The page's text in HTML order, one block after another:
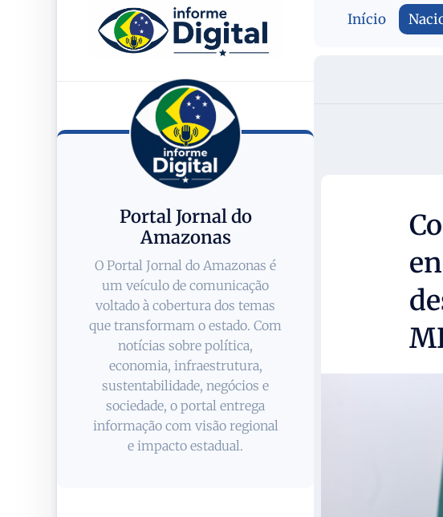
Portal Jornal do
Amazonas
O Portal Jornal do Amazonas é
um veículo de comunicação
voltado à cobertura dos temas
que transformam o estado. Com
notícias sobre política,
economia, infraestrutura,
sustentabilidade, negócios e
sociedade, o portal entrega
informação com visão regional
e impacto estadual.
Início